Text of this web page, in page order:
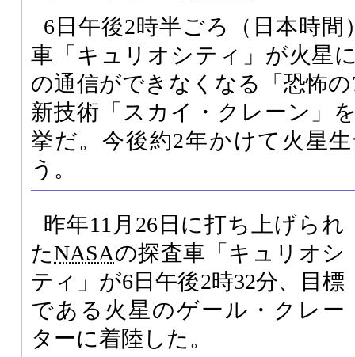
6日午後2時半ごろ（日本時間
車「キュリオシティ」が火星
の通信ができなくなる「恐怖
新技術「スカイ・クレーン」
挙だ。今後約2年かけて火星
う。
昨年11月26日に打ち上げられ
たNASAの探査車「キュリオシ
ティ」が6日午後2時32分、目標
である火星のゲール・クレー
ターに着陸した。